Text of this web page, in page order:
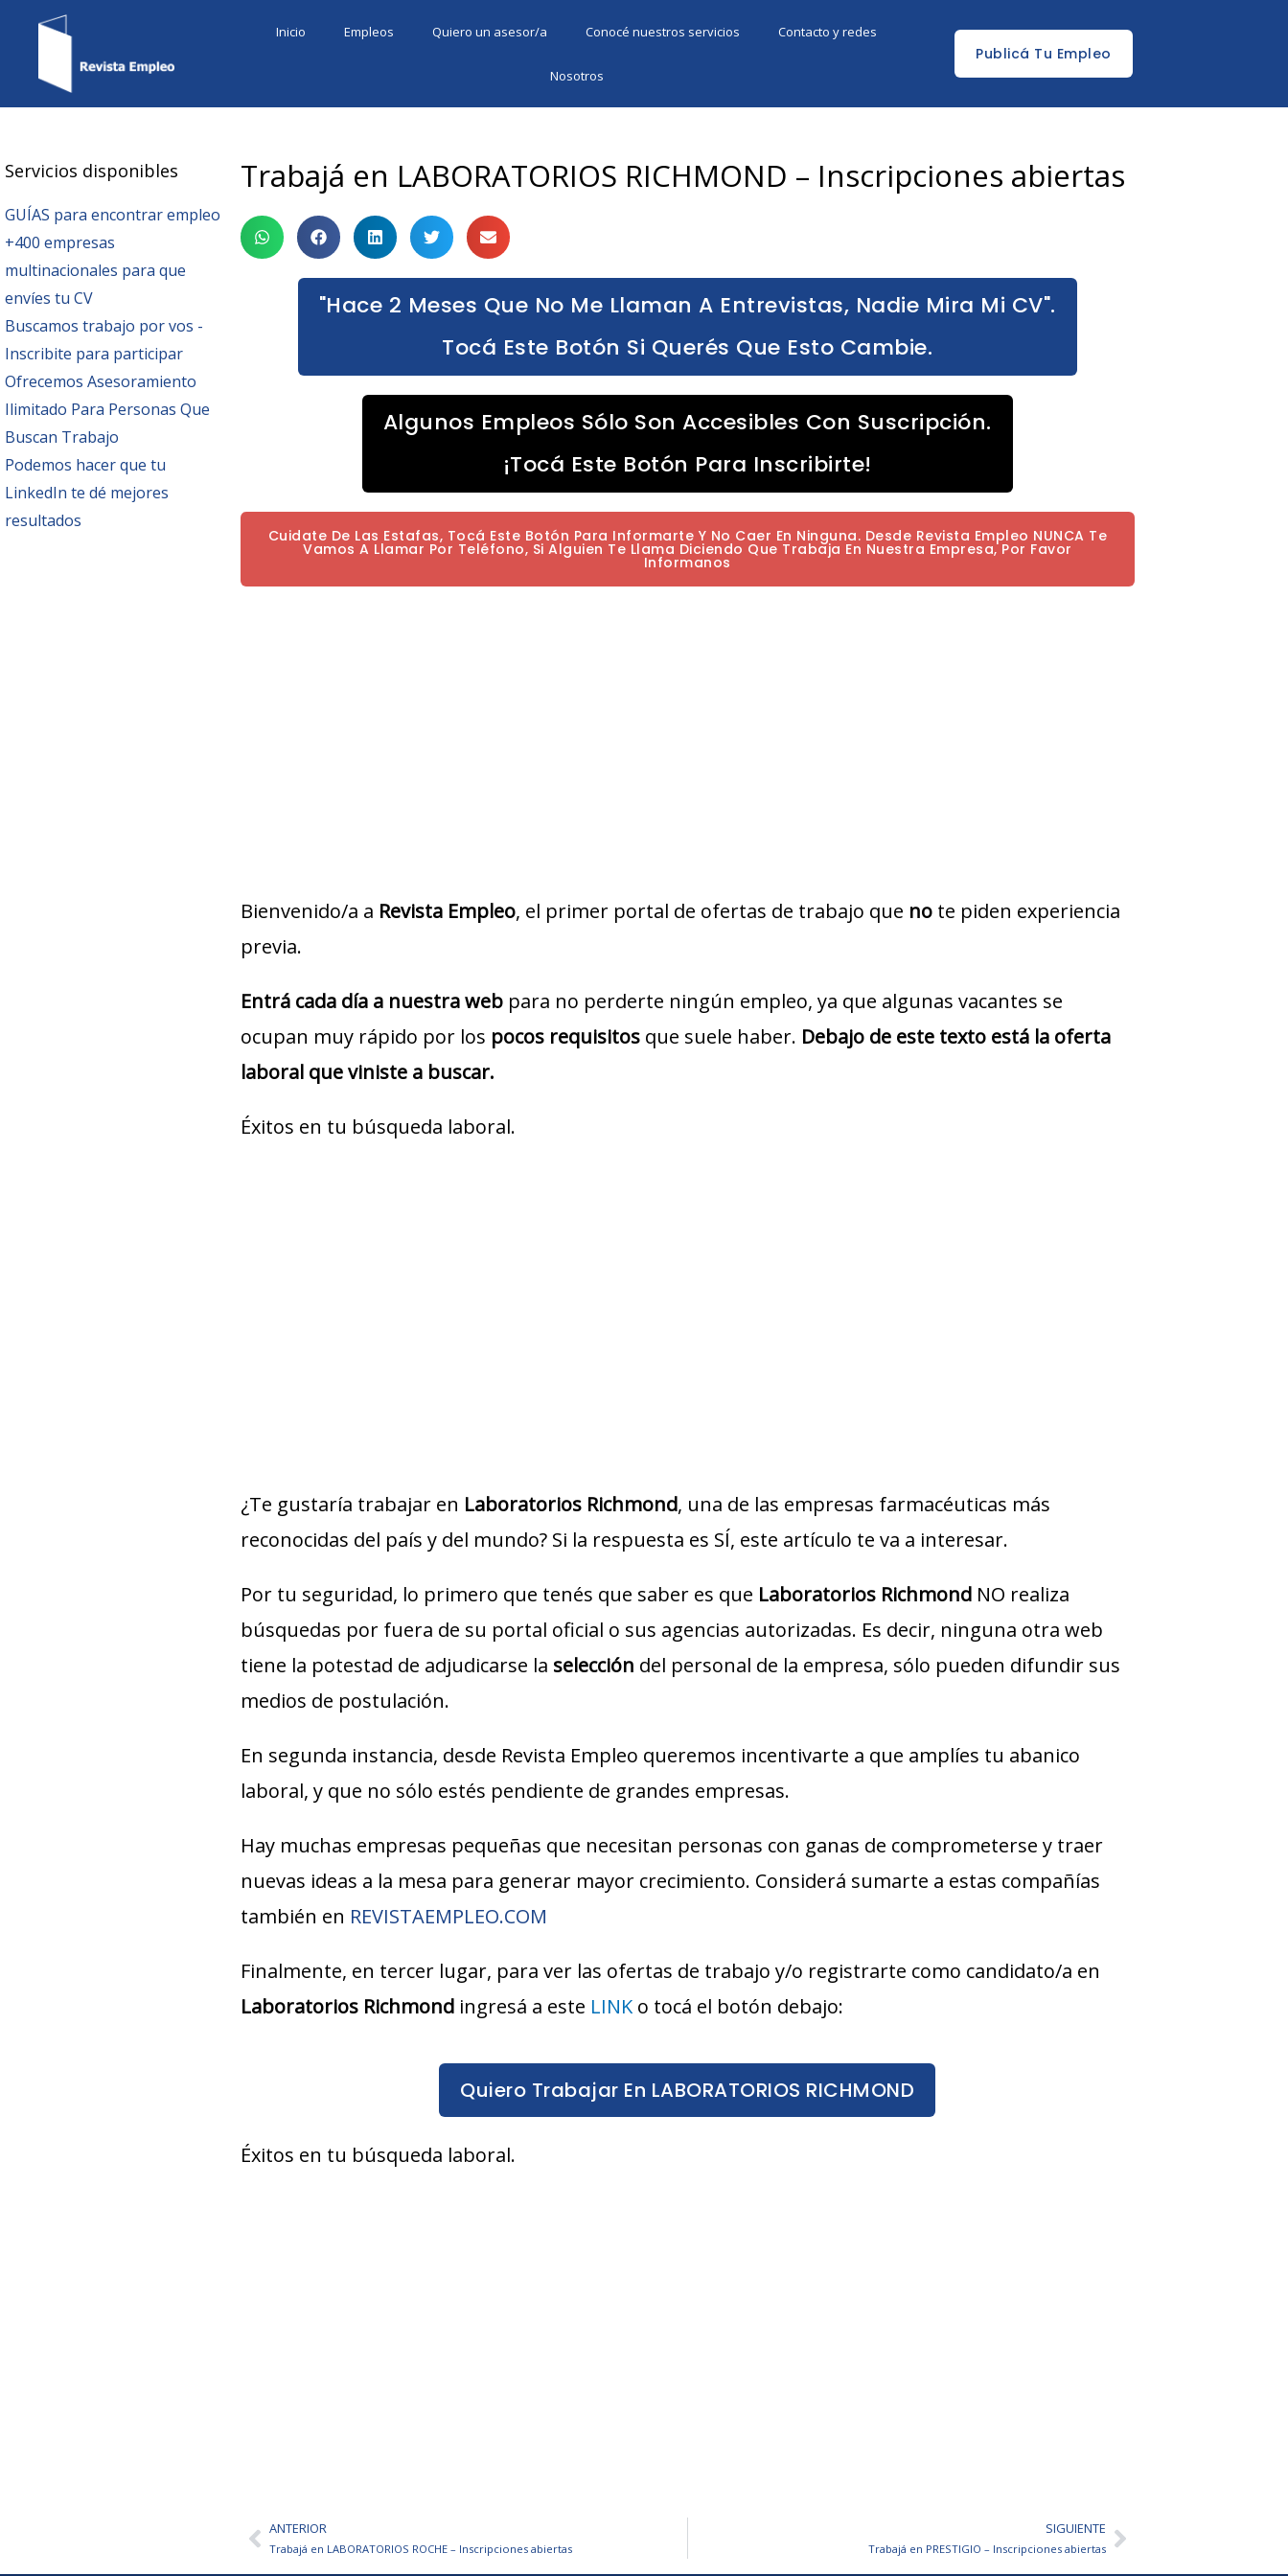
Inicio Empleos Quiero un asesor/a Conocé nuestros servicios Contacto y redes
Nosotros
Publicá Tu Empleo
Servicios disponibles
GUÍAS para encontrar empleo
+400 empresas
multinacionales para que
envíes tu CV
Buscamos trabajo por vos -
Inscribite para participar
Ofrecemos Asesoramiento
Ilimitado Para Personas Que
Buscan Trabajo
Podemos hacer que tu
LinkedIn te dé mejores
resultados
Trabajá en LABORATORIOS RICHMOND – Inscripciones abiertas
"Hace 2 Meses Que No Me Llaman A Entrevistas, Nadie Mira Mi CV".
Tocá Este Botón Si Querés Que Esto Cambie.
Algunos Empleos Sólo Son Accesibles Con Suscripción.
¡Tocá Este Botón Para Inscribirte!
Cuidate De Las Estafas, Tocá Este Botón Para Informarte Y No Caer En Ninguna. Desde Revista Empleo NUNCA Te
Vamos A Llamar Por Teléfono, Si Alguien Te Llama Diciendo Que Trabaja En Nuestra Empresa, Por Favor
Informanos
Bienvenido/a a Revista Empleo, el primer portal de ofertas de trabajo que note piden experiencia
previa.
Entrá cada día a nuestra web para no perderte ningún empleo, ya que algunas vacantes se
ocupan muy rápido por los pocos requisitosque suele haber. Debajo de este texto está la oferta
laboral que viniste a buscar.
Éxitos en tu búsqueda laboral.
¿Te gustaría trabajar en Laboratorios Richmond, una de las empresas farmacéuticas más
reconocidas del país y del mundo? Si la respuesta es SÍ, este artículo te va a interesar.
Por tu seguridad, lo primero que tenés que saber es que Laboratorios RichmondNO realiza
búsquedas por fuera de su portal oficial o sus agencias autorizadas. Es decir, ninguna otra web
tiene la potestad de adjudicarse la selección del personal de la empresa, sólo pueden difundir sus
medios de postulación.
En segunda instancia, desde Revista Empleo queremos incentivarte a que amplíes tu abanico
laboral, y que no sólo estés pendiente de grandes empresas.
Hay muchas empresas pequeñas que necesitan personas con ganas de comprometerse y traer
nuevas ideas a la mesa para generar mayor crecimiento. Considerá sumarte a estas compañías
también en REVISTAEMPLEO.COM
Finalmente, en tercer lugar, para ver las ofertas de trabajo y/o registrarte como candidato/a en
Laboratorios Richmondingresá a este LINKo tocá el botón debajo:
Quiero Trabajar En LABORATORIOS RICHMOND
Éxitos en tu búsqueda laboral.
AntANTERIOR
Trabajá en LABORATORIOS ROCHE – Inscripciones abiertas
SIGUIENTE
Trabajá en PRESTIGIO – Inscripciones abiertasSiguiente